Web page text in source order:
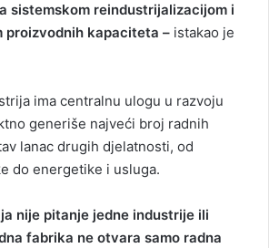
sistemskom reindustrijalizacijom i
proizvodnih kapaciteta – istakao je
ima centralnu ulogu u razvoju
generiše najveći broj radnih
lanac drugih djelatnosti, od
do energetike i usluga.
nije pitanje jedne industrije ili
fabrika ne otvara samo radna